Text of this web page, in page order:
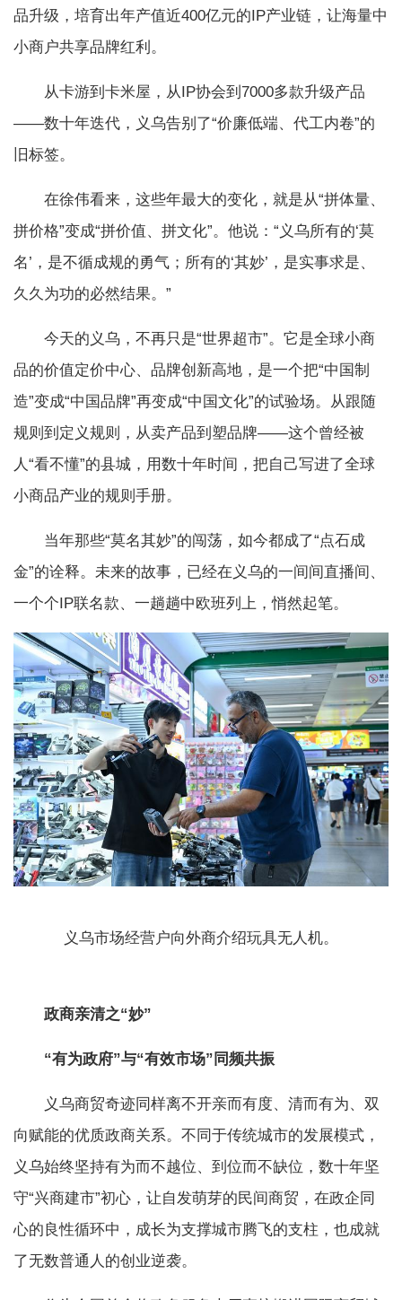
品升级，培育出年产值近400亿元的IP产业链，让海量中
小商户共享品牌红利。
从卡游到卡米屋，从IP协会到7000多款升级产品
——数十年迭代，义乌告别了“价廉低端、代工内卷”的
旧标签。
在徐伟看来，这些年最大的变化，就是从“拼体量、
拼价格”变成“拼价值、拼文化”。他说：“义乌所有的‘莫
名’，是不循成规的勇气；所有的‘其妙’，是实事求是、
久久为功的必然结果。”
今天的义乌，不再只是“世界超市”。它是全球小商
品的价值定价中心、品牌创新高地，是一个把“中国制
造”变成“中国品牌”再变成“中国文化”的试验场。从跟随
规则到定义规则，从卖产品到塑品牌——这个曾经被
人“看不懂”的县城，用数十年时间，把自己写进了全球
小商品产业的规则手册。
当年那些“莫名其妙”的闯荡，如今都成了“点石成
金”的诠释。未来的故事，已经在义乌的一间间直播间、
一个个IP联名款、一趟趟中欧班列上，悄然起笔。
义乌市场经营户向外商介绍玩具无人机。
政商亲清之“妙”
“有为政府”与“有效市场”同频共振
义乌商贸奇迹同样离不开亲而有度、清而有为、双
向赋能的优质政商关系。不同于传统城市的发展模式，
义乌始终坚持有为而不越位、到位而不缺位，数十年坚
守“兴商建市”初心，让自发萌芽的民间商贸，在政企同
心的良性循环中，成长为支撑城市腾飞的支柱，也成就
了无数普通人的创业逆袭。